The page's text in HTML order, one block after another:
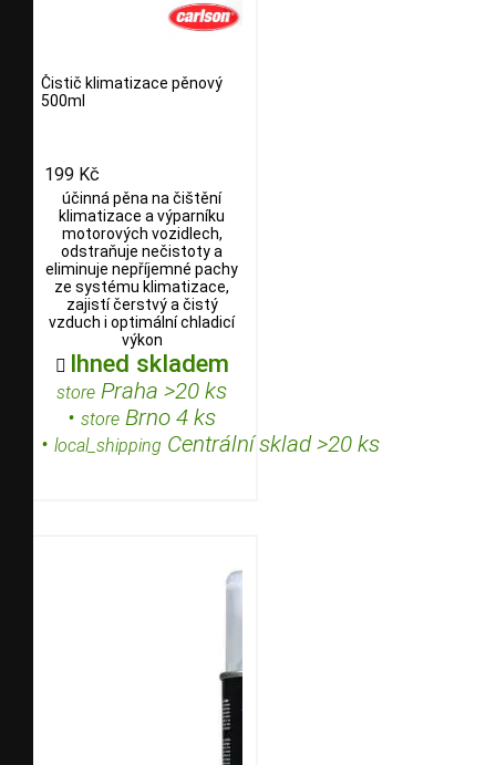
Čistič klimatizace pěnový
500ml
199 Kč
účinná pěna na čištění
klimatizace a výparníku
motorových vozidlech,
odstraňuje nečistoty a
eliminuje nepříjemné pachy
ze systému klimatizace,
zajistí čerstvý a čistý
vzduch i optimální chladicí
výkon
 Ihned skladem
store Praha >20 ks
• store Brno 4 ks
• local_shipping Centrální sklad >20 ks